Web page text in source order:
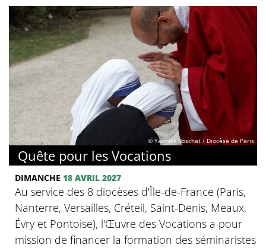
© Yannick Boschat / Diocèse de Paris
Quête pour les Vocations
DIMANCHE 18 AVRIL 2027
Au service des 8 diocèses d'Île-de-France (Paris,
Nanterre, Versailles, Créteil, Saint-Denis, Meaux,
Évry et Pontoise), l'Œuvre des Vocations a pour
mission de financer la formation des séminaristes